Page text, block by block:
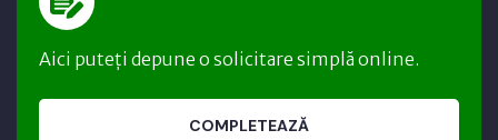
Aici puteți depune o solicitare simplă online.
COMPLETEAZĂ